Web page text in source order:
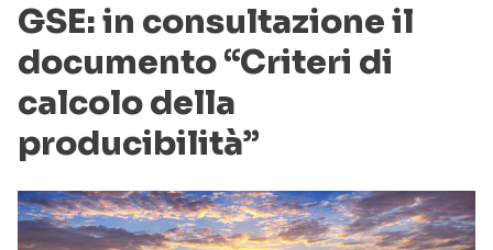
GSE: in consultazione il
documento “Criteri di
calcolo della
producibilità”